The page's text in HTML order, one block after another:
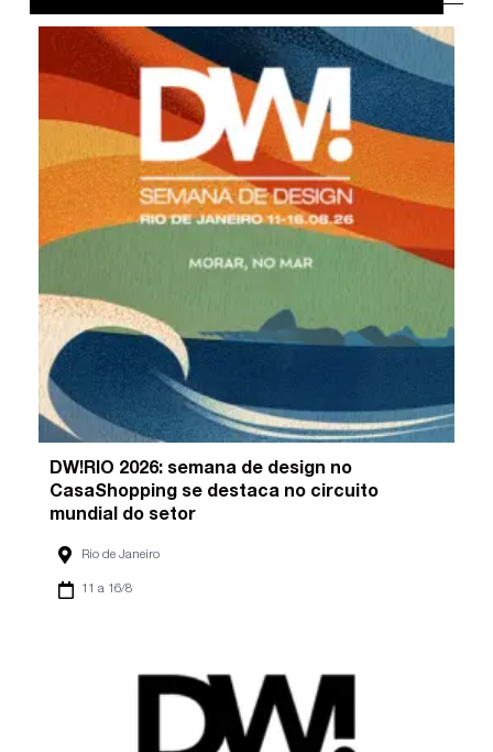
DW!RIO 2026: semana de design no
CasaShopping se destaca no circuito
mundial do setor
Rio de Janeiro
11 a 16/8